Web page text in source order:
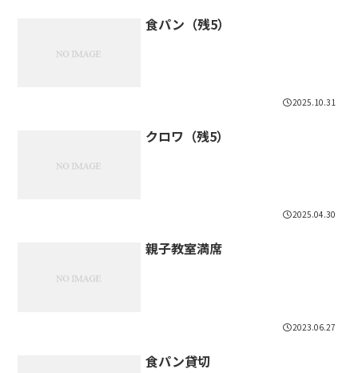
食パン（残5）
2025.10.31
クロワ（残5）
2025.04.30
親子教室満席
2023.06.27
食パン貸切